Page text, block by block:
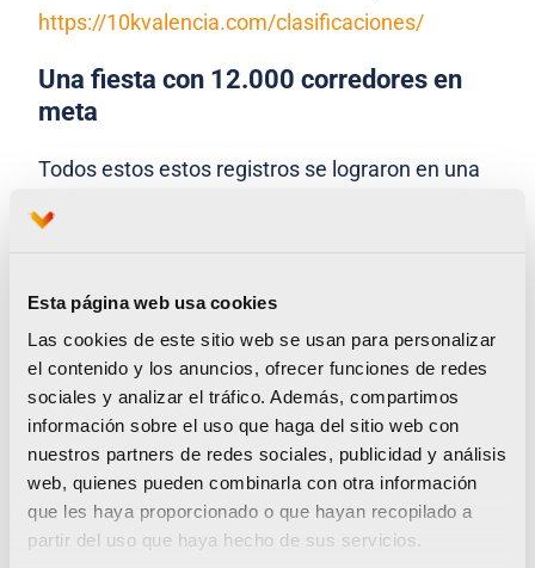
Esta página web usa cookies
Las cookies de este sitio web se usan para personalizar
el contenido y los anuncios, ofrecer funciones de redes
sociales y analizar el tráfico. Además, compartimos
información sobre el uso que haga del sitio web con
nuestros partners de redes sociales, publicidad y análisis
web, quienes pueden combinarla con otra información
que les haya proporcionado o que hayan recopilado a
partir del uso que haya hecho de sus servicios.
https://10kvalencia.com/clasificaciones/
Una fiesta con 12.000 corredores en
meta
Todos estos estos registros se lograron en una
16ª edición del 10K Valencia Ibercaja, en la que
de las calles de Valencia Ciudad del Running y
volar por el circuito más rápido del mundo en
hombres y mujeres.
Los miles de corredores, que tomaron la salida a
ritmo del ¡Hu-Ha! de Chimo Bayo desde el Paseo
de la Alameda, inauguraron el año de running a